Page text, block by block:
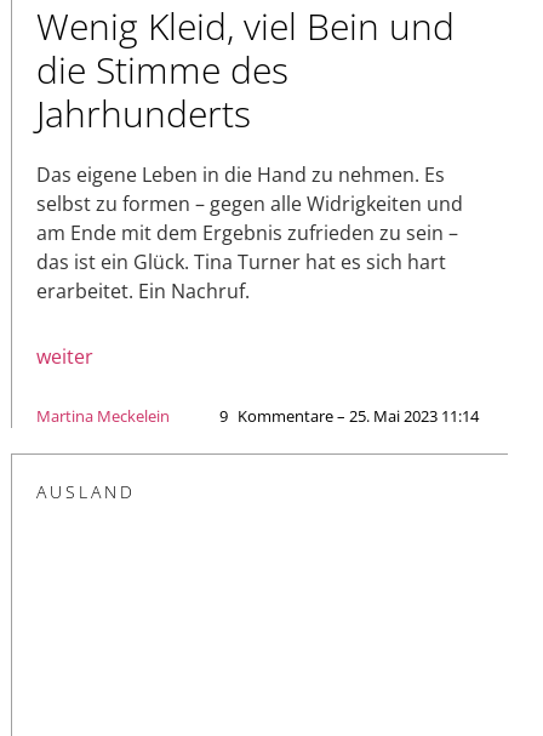
Wenig Kleid, viel Bein und
die Stimme des
Jahrhunderts
Das eigene Leben in die Hand zu nehmen. Es
selbst zu formen – gegen alle Widrigkeiten und
am Ende mit dem Ergebnis zufrieden zu sein –
das ist ein Glück. Tina Turner hat es sich hart
erarbeitet. Ein Nachruf.
weiter
Martina Meckelein 9 Kommentare – 25. Mai 2023 11:14
AUSLAND